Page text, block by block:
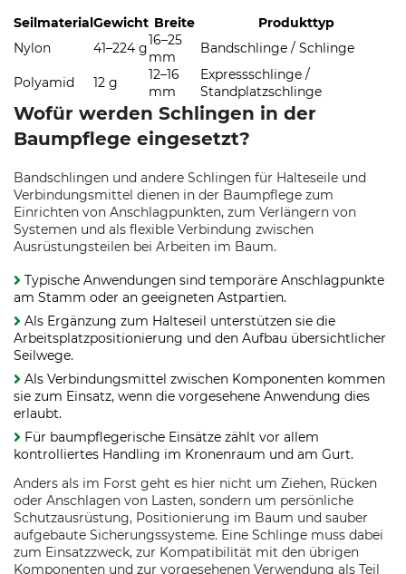
SeilmaterialGewicht Breite
Produkttyp
Nylon
41–224 g16–25
mm
Bandschlinge / Schlinge
Polyamid 12 g
12–16
mm
Expressschlinge /
Standplatzschlinge
Wofür werden Schlingen in der
Baumpflege eingesetzt?
Bandschlingen und andere Schlingen für Halteseile und
Verbindungsmittel dienen in der Baumpflege zum
Einrichten von Anschlagpunkten, zum Verlängern von
Systemen und als flexible Verbindung zwischen
Ausrüstungsteilen bei Arbeiten im Baum.
Typische Anwendungen sind temporäre Anschlagpunkte
am Stamm oder an geeigneten Astpartien.
Als Ergänzung zum Halteseil unterstützen sie die
Arbeitsplatzpositionierung und den Aufbau übersichtlicher
Seilwege.
Als Verbindungsmittel zwischen Komponenten kommen
sie zum Einsatz, wenn die vorgesehene Anwendung dies
erlaubt.
Für baumpflegerische Einsätze zählt vor allem
kontrolliertes Handling im Kronenraum und am Gurt.
Anders als im Forst geht es hier nicht um Ziehen, Rücken
oder Anschlagen von Lasten, sondern um persönliche
Schutzausrüstung, Positionierung im Baum und sauber
aufgebaute Sicherungssysteme. Eine Schlinge muss dabei
zum Einsatzzweck, zur Kompatibilität mit den übrigen
Komponenten und zur vorgesehenen Verwendung als Teil